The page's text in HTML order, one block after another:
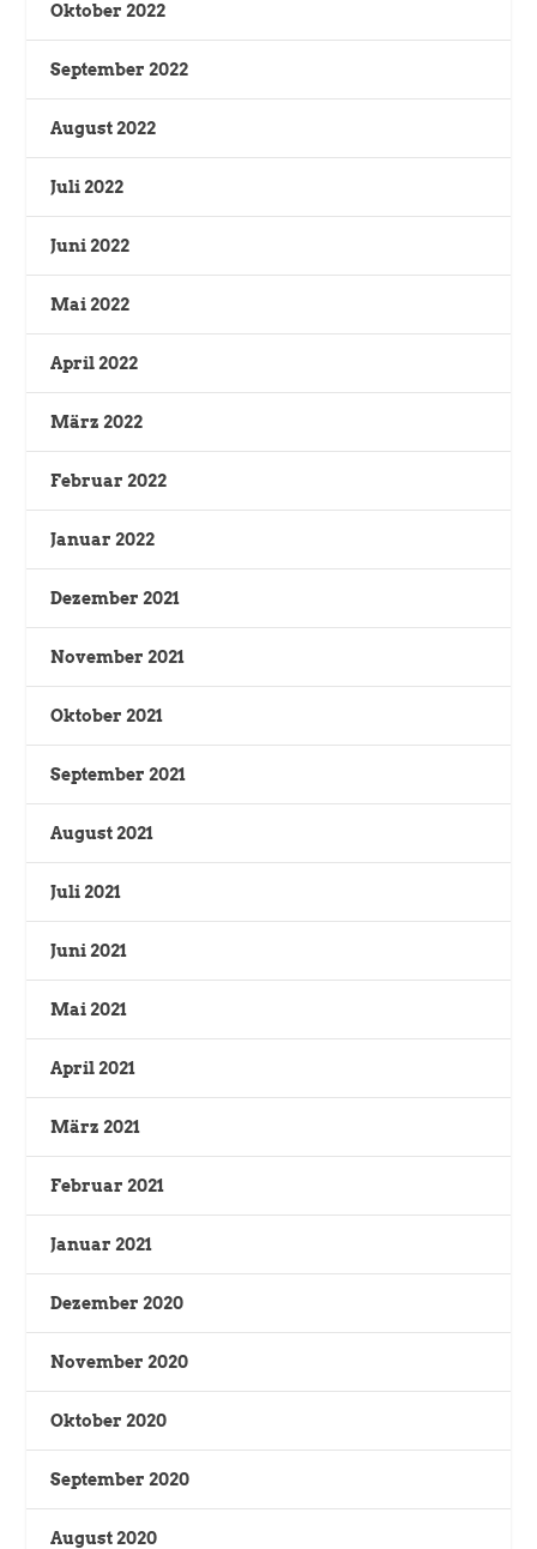
Oktober 2022
September 2022
August 2022
Juli 2022
Juni 2022
Mai 2022
April 2022
März 2022
Februar 2022
Januar 2022
Dezember 2021
November 2021
Oktober 2021
September 2021
August 2021
Juli 2021
Juni 2021
Mai 2021
April 2021
März 2021
Februar 2021
Januar 2021
Dezember 2020
November 2020
Oktober 2020
September 2020
August 2020